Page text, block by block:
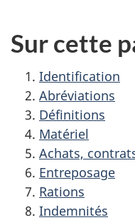
Sur cette
Identification
Abréviations
Définitions
Matériel
Achats,
Entreposage
Rations
Indemnités